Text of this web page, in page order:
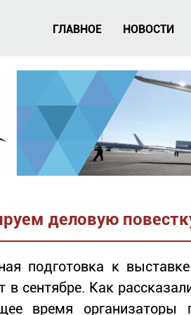
ГЛАВНОЕ НОВОСТИ
деловую
подготовка к
в сентябре. Как
время организаторы